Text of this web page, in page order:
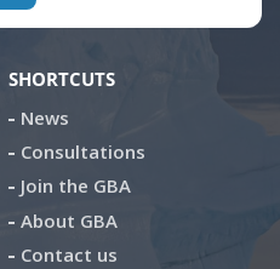
SHORTCUTS
News
Consultations
Join the GBA
About GBA
Contact us